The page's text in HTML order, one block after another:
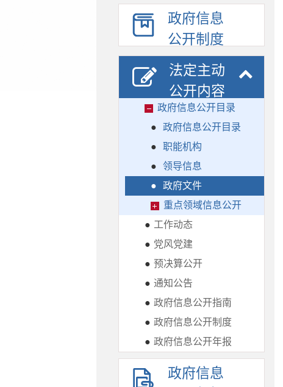
政府信息
公开制度
法定主动
公开内容
政府信息公开目录
●
政府信息公开目录
●
职能机构
●
领导信息
●
政府文件
重点领域信息公开
● 工作动态
● 党风党建
● 预决算公开
● 通知公告
● 政府信息公开指南
● 政府信息公开制度
● 政府信息公开年报
政府信息